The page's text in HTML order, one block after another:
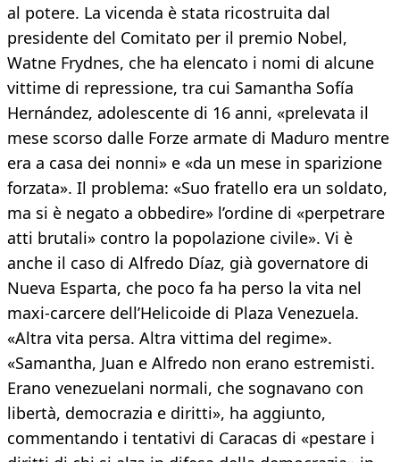
al potere. La vicenda è stata ricostruita dal
presidente del Comitato per il premio Nobel,
Watne Frydnes, che ha elencato i nomi di alcune
vittime di repressione, tra cui Samantha Sofía
Hernández, adolescente di 16 anni, «prelevata il
mese scorso dalle Forze armate di Maduro mentre
era a casa dei nonni» e «da un mese in sparizione
forzata». Il problema: «Suo fratello era un soldato,
ma si è negato a obbedire» l’ordine di «perpetrare
atti brutali» contro la popolazione civile». Vi è
anche il caso di Alfredo Díaz, già governatore di
Nueva Esparta, che poco fa ha perso la vita nel
maxi-carcere dell’Helicoide di Plaza Venezuela.
«Altra vita persa. Altra vittima del regime».
«Samantha, Juan e Alfredo non erano estremisti.
Erano venezuelani normali, che sognavano con
libertà, democrazia e diritti», ha aggiunto,
commentando i tentativi di Caracas di «pestare i